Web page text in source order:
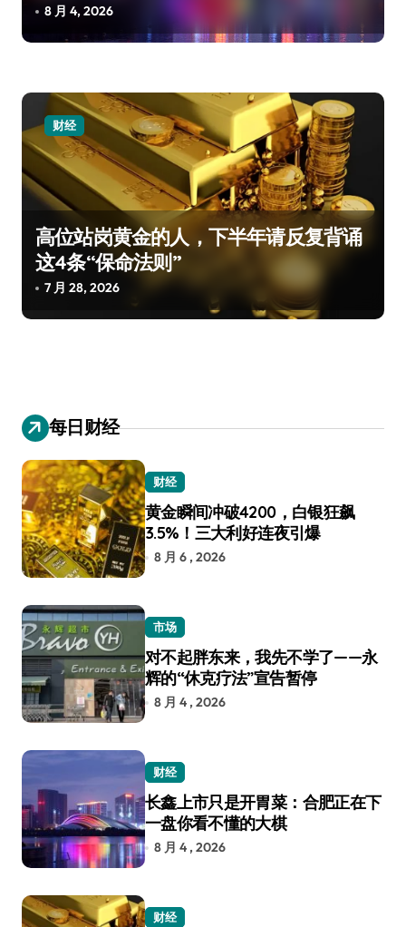
8 月 4, 2026
财经
高位站岗黄金的人，下半年请反复背诵
这4条“保命法则”
7 月 28, 2026
每日财经
财经
黄金瞬间冲破4200，白银狂飙
3.5%！三大利好连夜引爆
8 月 6 , 2026
市场
对不起胖东来，我先不学了——永
辉的“休克疗法”宣告暂停
8 月 4 , 2026
财经
长鑫上市只是开胃菜：合肥正在下
一盘你看不懂的大棋
8 月 4 , 2026
财经